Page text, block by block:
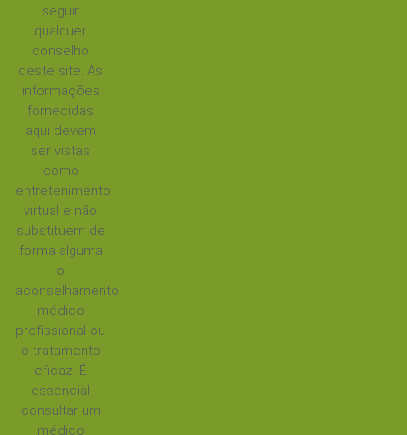
seguir
qualquer
conselho
deste site. As
informações
fornecidas
aqui devem
ser vistas
como
entretenimento
virtual e não
substituem de
forma alguma
o
aconselhamento
médico
profissional ou
o tratamento
eficaz. É
essencial
consultar um
médico